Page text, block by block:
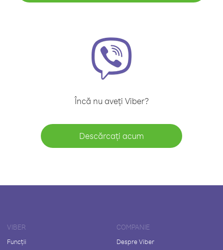
Încă nu aveți Viber?
Descărcați acum
VIBER
Funcții
COMPANIE
Despre Viber